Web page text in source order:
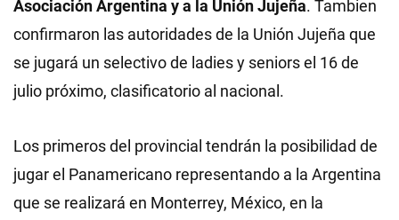
Asociación Argentina y a la Unión Jujeña. Tambien
confirmaron las autoridades de la Unión Jujeña que
se jugará un selectivo de ladies y seniors el 16 de
julio próximo, clasificatorio al nacional.
Los primeros del provincial tendrán la posibilidad de
jugar el Panamericano representando a la Argentina
que se realizará en Monterrey, México, en la